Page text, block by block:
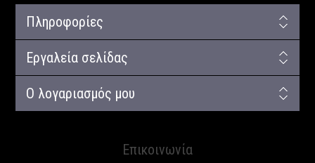
Πληροφορίες
Εργαλεία σελίδας
Ο λογαριασμός μου
Επικοινωνία